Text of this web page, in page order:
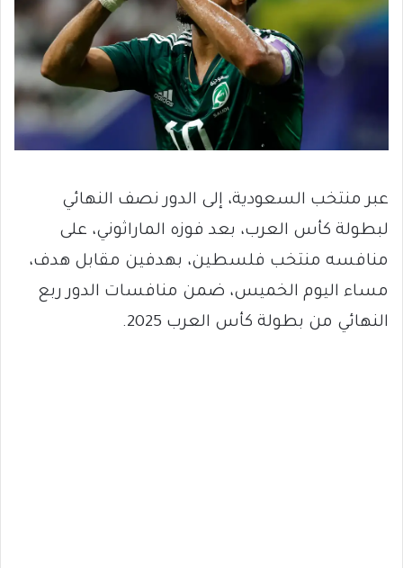
عبر منتخب السعودية، إلى الدور نصف النهائي
لبطولة كأس العرب، بعد فوزه الماراثوني، على
منافسه منتخب فلسطين، بهدفين مقابل هدف،
مساء اليوم الخميس، ضمن منافسات الدور ربع
النهائي من بطولة كأس العرب 2025.